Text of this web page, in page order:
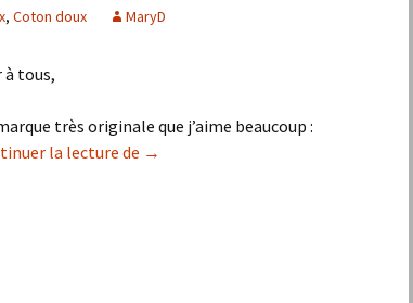
, Coton doux MaryD
à tous,
très originale que j’aime beaucoup :
la lecture de Coton doux alias « Les chemisiers
→